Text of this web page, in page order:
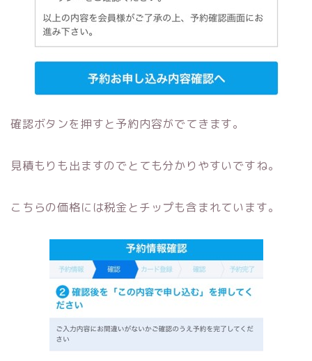
確認ボタンを押すと予約内容がでてきます。
見積もりも出ますのでとても分かりやすいですね。
こちらの価格には税金とチップも含まれています。